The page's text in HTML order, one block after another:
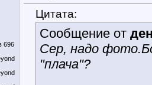
696
Цитата:
Сообщение от
Сер, надо
"плача"?